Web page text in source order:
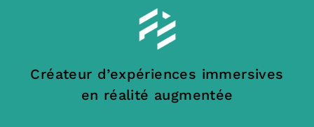
Créateur d’expériences immersives
en réalité augmentée